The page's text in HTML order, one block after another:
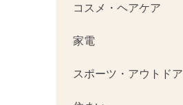
コスメ・ヘアケア
家電
スポーツ・アウトドア